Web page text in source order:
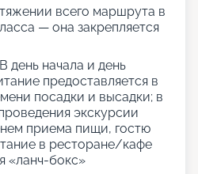
всего маршрута в
— она закрепляется
день начала и день
предоставляется в
посадки и высадки; в
экскурсии
приема пищи, гостю
в ресторане/кафе
«ланч-бокс»